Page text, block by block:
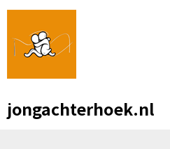
Skip
content
jongachterhoek.nl